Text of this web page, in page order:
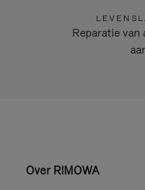
Reparatie
Over RIMOWA